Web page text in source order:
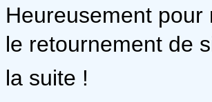
Heureusement
le retournement de
la suite !